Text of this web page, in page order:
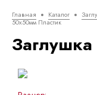
Главная Каталог
50x50мм Пластик